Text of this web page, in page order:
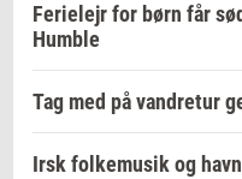
Ferielejr for børn får
Humble
Tag med på vandretur
Irsk folkemusik og